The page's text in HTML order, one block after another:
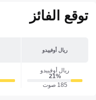
توقع الفائز
ريال أوفييدو
ريال أوفييدو
21‎%‎
185 صوت